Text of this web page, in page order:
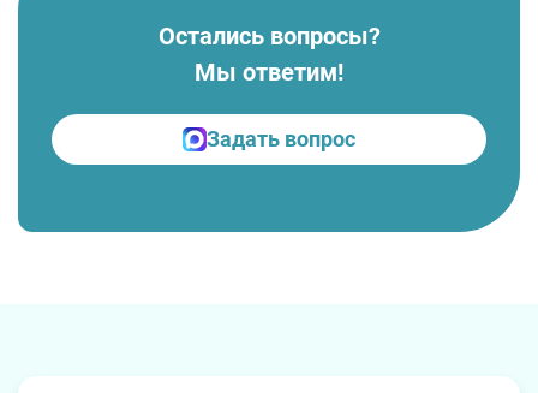
Остались вопросы?
Мы ответим!
Задать вопрос